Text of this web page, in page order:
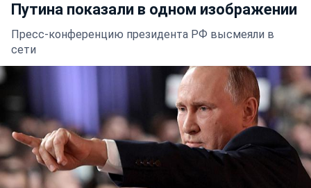
Путина показали в одном изображении
Пресс-конференцию президента РФ высмеяли в
сети